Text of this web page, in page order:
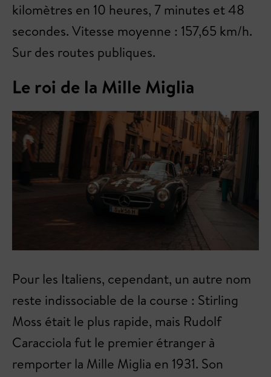
kilomètres en 10 heures, 7 minutes et 48
secondes. Vitesse moyenne : 157,65 km/h.
Sur des routes publiques.
Le roi de la Mille Miglia
Pour les Italiens, cependant, un autre nom
reste indissociable de la course : Stirling
Moss était le plus rapide, mais Rudolf
Caracciola fut le premier étranger à
remporter la Mille Miglia en 1931. Son